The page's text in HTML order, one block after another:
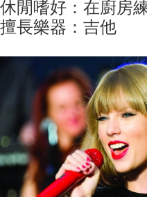
休閒嗜好：在廚房
擅長樂器：吉他